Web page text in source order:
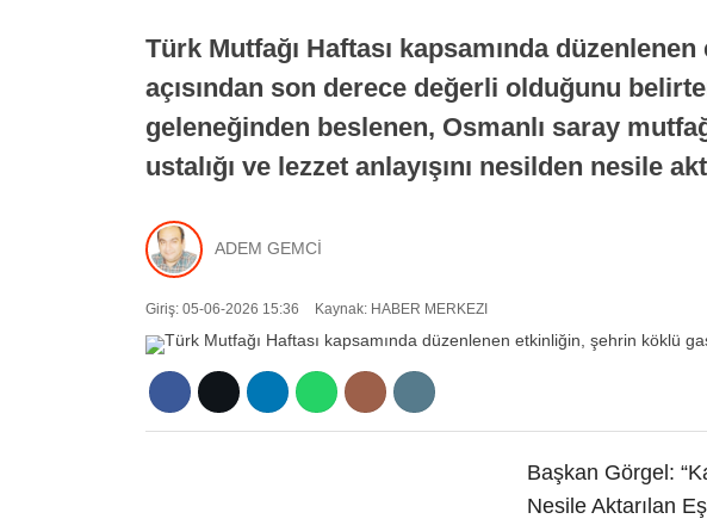
Türk Mutfağı Haftası kapsamında
açısından son derece değerli olduğunu
geleneğinden beslenen, Osmanlı saray
ustalığı ve lezzet anlayışını nesilden nesile
ADEM GEMCİ
Giriş: 05-06-2026 15:36 Kaynak: HABER MERKEZI
Başkan Görgel:
Nesile Aktarılan